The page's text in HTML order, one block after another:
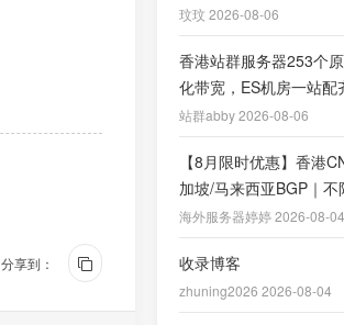
分享到：
玟玟 2026-08-06
香港站群服务器253个
化带宽，ES机房一站配
站群abby 2026-08-06
【8月限时优惠】香港
加坡/马来西亚BGP｜
海外服务器婷婷 2026-08-04
收录博客
zhuning2026 2026-08-04